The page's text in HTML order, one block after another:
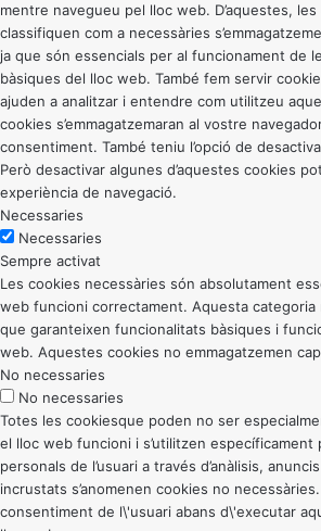
mentre navegueu pel lloc web. D’aquestes,
classifiquen com a necessàries
ja que són essencials per al funcionament de
bàsiques del lloc web. També fem servir
ajuden a analitzar i entendre com utilitzeu
cookies s’emmagatzemaran al vostre
consentiment. També teniu l’opció de
Però desactivar algunes d’aquestes cookies
experiència de navegació.
Necessaries
Necessaries
Sempre activat
Les cookies necessàries són absolutament
web funcioni correctament. Aquesta categoria
que garanteixen funcionalitats bàsiques i
web. Aquestes cookies no emmagatzemen
No necessaries
No necessaries
Totes les cookiesque poden no ser
el lloc web funcioni i s’utilitzen específicament
personals de l’usuari a través d’anàlisis,
incrustats s’anomenen cookies no
consentiment de l\'usuari abans d\'executar